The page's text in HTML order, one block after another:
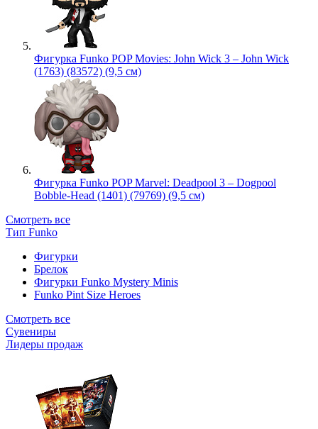
Фигурка Funko POP Movies: John Wick 3 – John Wick
(1763) (83572) (9,5 см)
Фигурка Funko POP Marvel: Deadpool 3 – Dogpool
Bobble-Head (1401) (79769) (9,5 см)
Смотреть все
Тип Funko
Фигурки
Брелок
Фигурки Funko Mystery Minis
Funko Pint Size Heroes
Смотреть все
Сувениры
Лидеры продаж